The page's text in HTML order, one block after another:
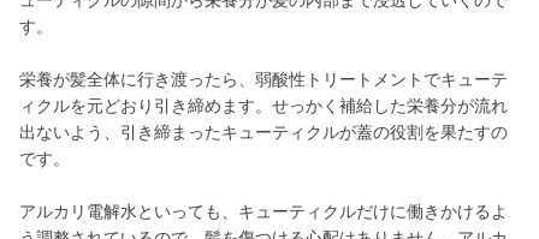
す。
栄養が髪全体に行き渡ったら、弱酸性トリートメントでキューテ
ィクルを元どおり引き締めます。せっかく補給した栄養分が流れ
出ないよう、引き締まったキューティクルが蓋の役割を果たすの
です。
アルカリ電解水といっても、キューティクルだけに働きかけるよ